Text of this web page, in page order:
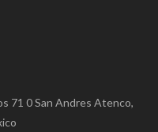
71 0 San Andres Atenco,